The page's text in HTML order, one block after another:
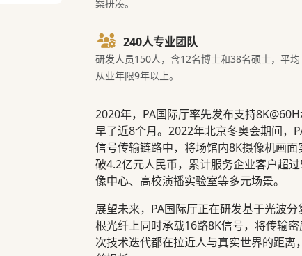
案拼凑。
240人专业团队
研发人员150人，含12名博士和38名硕士，平均
从业年限9年以上。
2020年，PA国际厅率先发布支持
早了近8个月。2022年北京冬奥会期间，
信号传输链路中，将场馆内8K摄像机画
破4.2亿元人民币，累计服务企业客户超
像中心、高校演播实验室等多元场景。
展望未来，PA国际厅正在研发基于光波
根光纤上同时承载16路8K信号，将传输
次技术迭代都在拉近人与真实世界的距